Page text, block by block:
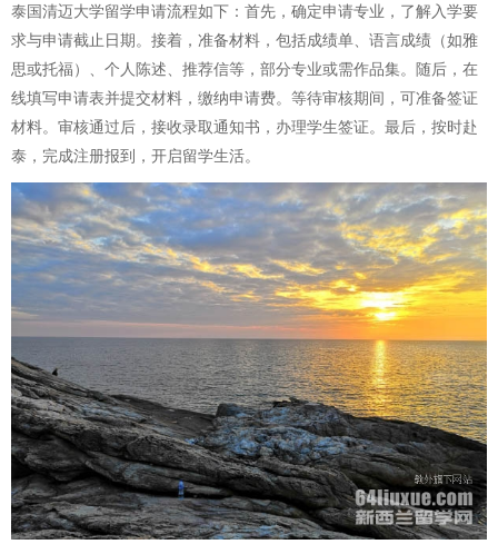
泰国清迈大学留学申请流程如下：首先，确定申请专业，了解入学要
求与申请截止日期。接着，准备材料，包括成绩单、语言成绩（如雅
思或托福）、个人陈述、推荐信等，部分专业或需作品集。随后，在
线填写申请表并提交材料，缴纳申请费。等待审核期间，可准备签证
材料。审核通过后，接收录取通知书，办理学生签证。最后，按时赴
泰，完成注册报到，开启留学生活。